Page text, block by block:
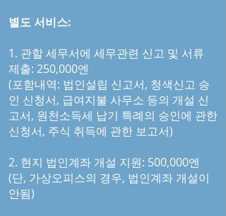
별도 서비스:
1. 관할 세무서에 세무관련 신고 및 서류
제출: 250,000엔
(포함내역: 법인설립 신고서, 청색신고 승
인 신청서, 급여지불 사무소 등의 개설 신
고서, 원천소득세 납기 특례의 승인에 관한
신청서, 주식 취득에 관한 보고서)
2. 현지 법인계좌 개설 지원: 500,000엔
(단, 가상오피스의 경우, 법인계좌 개설이
안됨)